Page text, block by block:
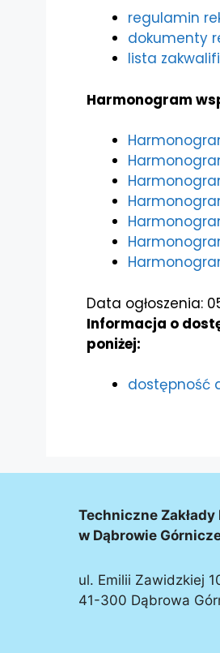
regulamin
dokumenty
lista
Harmonogram
Data ogłoszenia:
Informacja o
poniżej:
dostępność
Techniczne Zakłady
w Dąbrowie
ul. Emilii Zawidzkiej
41-300 Dąbrowa